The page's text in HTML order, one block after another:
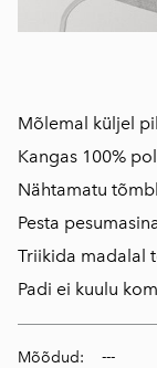
Mõlemal küljel
Kangas 100%
Nähtamatu
Pesta
Triikida madalal
Padi ei kuulu
Mõõdud: